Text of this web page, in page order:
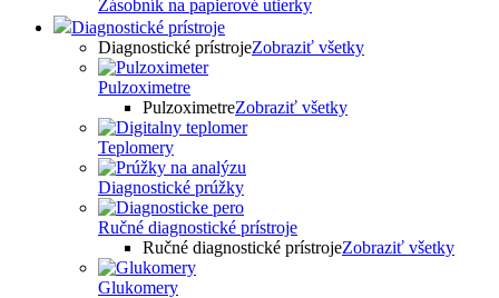
Zásobník na papierové utierky
Diagnostické prístroje
Diagnostické prístrojeZobraziť všetky
Pulzoximetre
PulzoximetreZobraziť všetky
Teplomery
Diagnostické prúžky
Ručné diagnostické prístroje
Ručné diagnostické prístrojeZobraziť všetky
Glukomery